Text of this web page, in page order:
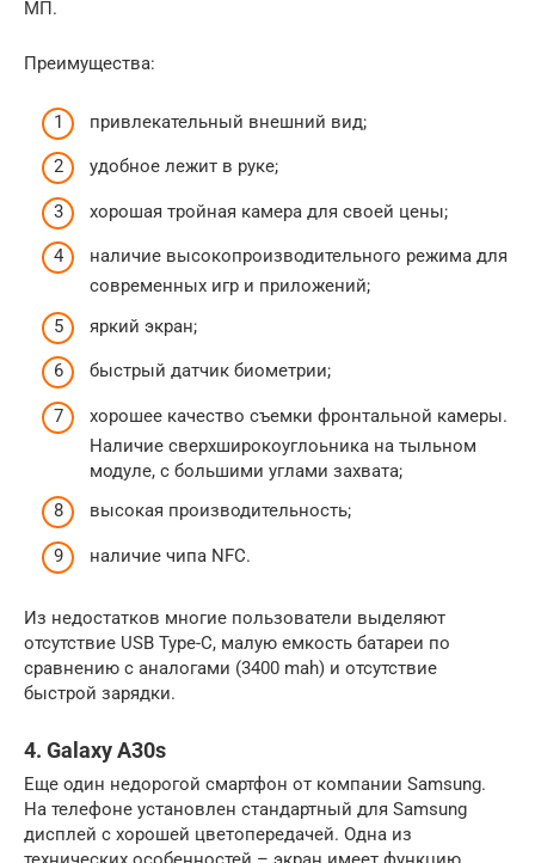
МП.
Преимущества:
привлекательный внешний вид;
удобное лежит в руке;
хорошая тройная камера для своей цены;
наличие высокопроизводительного режима для
современных игр и приложений;
яркий экран;
быстрый датчик биометрии;
хорошее качество съемки фронтальной камеры.
Наличие сверхширокоуглоьника на тыльном
модуле, с большими углами захвата;
высокая производительность;
наличие чипа NFC.
Из недостатков многие пользователи выделяют
отсутствие USB Type-C, малую емкость батареи по
сравнению с аналогами (3400 mah) и отсутствие
быстрой зарядки.
4. Galaxy A30s
Еще один недорогой смартфон от компании Samsung.
На телефоне установлен стандартный для Samsung
дисплей с хорошей цветопередачей. Одна из